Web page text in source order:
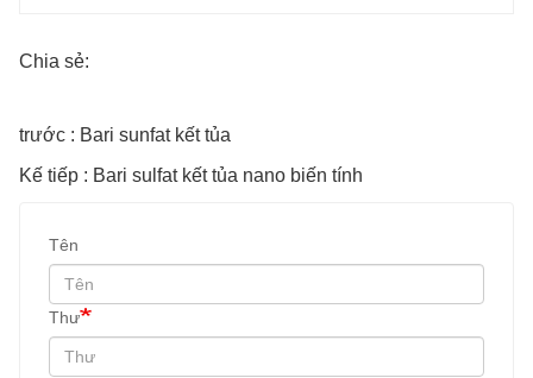
Chia sẻ:
trước : Bari sunfat kết tủa
Kế tiếp : Bari sulfat kết tủa nano biến tính
Tên
Thư